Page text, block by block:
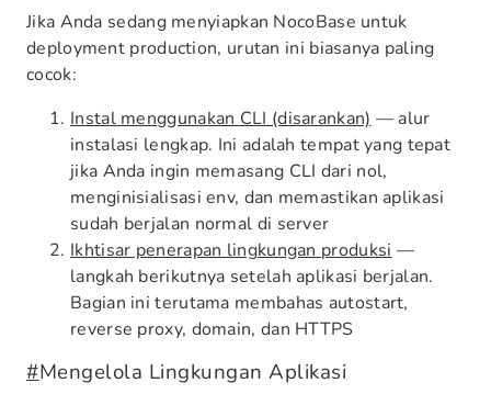
Jika Anda sedang menyiapkan NocoBase untuk
deployment production, urutan ini biasanya paling
cocok:
Instal menggunakan CLI (disarankan) — alur
instalasi lengkap. Ini adalah tempat yang tepat
jika Anda ingin memasang CLI dari nol,
menginisialisasi env, dan memastikan aplikasi
sudah berjalan normal di server
Ikhtisar penerapan lingkungan produksi —
langkah berikutnya setelah aplikasi berjalan.
Bagian ini terutama membahas autostart,
reverse proxy, domain, dan HTTPS
#Mengelola Lingkungan Aplikasi